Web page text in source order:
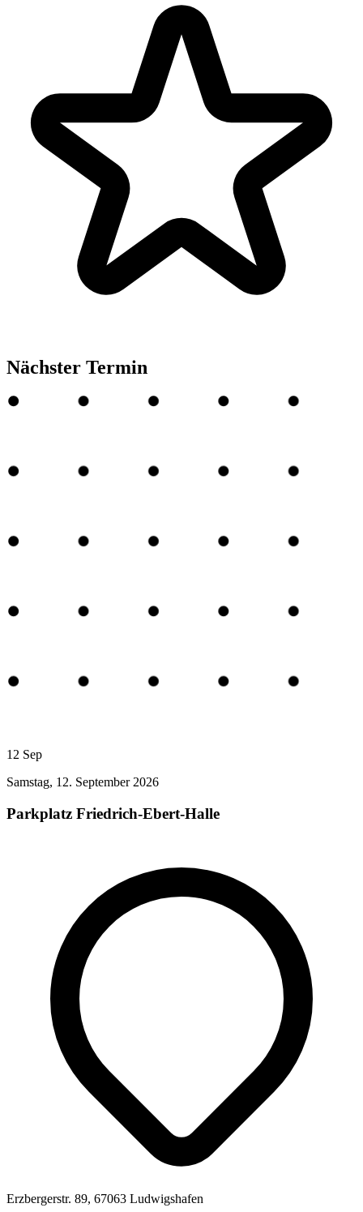
Nächster Termin
12 Sep
Samstag, 12. September 2026
Parkplatz Friedrich-Ebert-Halle
Erzbergerstr. 89, 67063 Ludwigshafen